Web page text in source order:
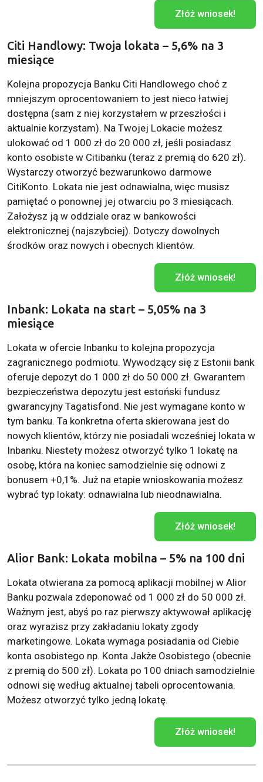
Złóż wniosek!
Citi Handlowy: Twoja lokata – 5,6% na 3
miesiące
Kolejna propozycja Banku Citi Handlowego choć z
mniejszym oprocentowaniem to jest nieco łatwiej
dostępna (sam z niej korzystałem w przeszłości i
aktualnie korzystam). Na Twojej Lokacie możesz
ulokować od 1 000 zł do 20 000 zł, jeśli posiadasz
konto osobiste w Citibanku (teraz z premią do 620 zł).
Wystarczy otworzyć bezwarunkowo darmowe
CitiKonto. Lokata nie jest odnawialna, więc musisz
pamiętać o ponownej jej otwarciu po 3 miesiącach.
Założysz ją w oddziale oraz w bankowości
elektronicznej (najszybciej). Dotyczy dowolnych
środków oraz nowych i obecnych klientów.
Złóż wniosek!
Inbank: Lokata na start – 5,05% na 3
miesiące
Lokata w ofercie Inbanku to kolejna propozycja
zagranicznego podmiotu. Wywodzący się z Estonii bank
oferuje depozyt do 1 000 zł do 50 000 zł. Gwarantem
bezpieczeństwa depozytu jest estoński fundusz
gwarancyjny Tagatisfond. Nie jest wymagane konto w
tym banku. Ta konkretna oferta skierowana jest do
nowych klientów, którzy nie posiadali wcześniej lokata w
Inbanku. Niestety możesz otworzyć tylko 1 lokatę na
osobę, która na koniec samodzielnie się odnowi z
bonusem +0,1%. Już na etapie wnioskowania możesz
wybrać typ lokaty: odnawialna lub nieodnawialna.
Złóż wniosek!
Alior Bank: Lokata mobilna – 5% na 100 dni
Lokata otwierana za pomocą aplikacji mobilnej w Alior
Banku pozwala zdeponować od 1 000 zł do 50 000 zł.
Ważnym jest, abyś po raz pierwszy aktywował aplikację
oraz wyrazisz przy zakładaniu lokaty zgody
marketingowe. Lokata wymaga posiadania od Ciebie
konta osobistego np. Konta Jakże Osobistego (obecnie
z premią do 500 zł). Lokata po 100 dniach samodzielnie
odnowi się według aktualnej tabeli oprocentowania.
Możesz otworzyć tylko jedną lokatę.
Złóż wniosek!